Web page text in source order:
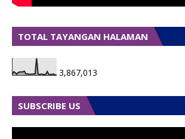
TOTAL TAYANGAN HALAMAN
3,867,013
SUBSCRIBE US